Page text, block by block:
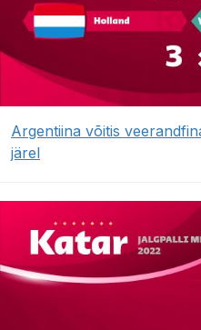
Argentiina võitis
järel